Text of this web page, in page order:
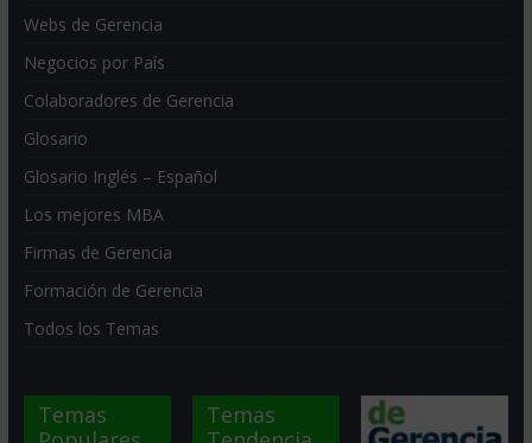
Webs de Gerencia
Negocios por País
Colaboradores de Gerencia
Glosario
Glosario Inglés – Español
Los mejores MBA
Firmas de Gerencia
Formación de Gerencia
Todos los Temas
Temas
Temas